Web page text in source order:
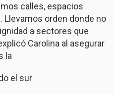
calles, espacios
Llevamos orden donde no
a sectores que
Carolina al asegurar
la
el sur